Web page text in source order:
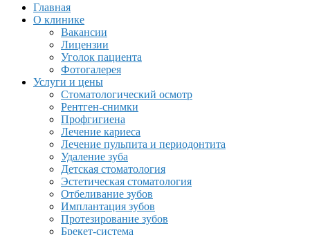
Главная
О клинике
Вакансии
Лицензии
Уголок пациента
Фотогалерея
Услуги и цены
Стоматологический осмотр
Рентген-снимки
Профгигиена
Лечение кариеса
Лечение пульпита и периодонтита
Удаление зуба
Детская стоматология
Эстетическая стоматология
Отбеливание зубов
Имплантация зубов
Протезирование зубов
Брекет-система